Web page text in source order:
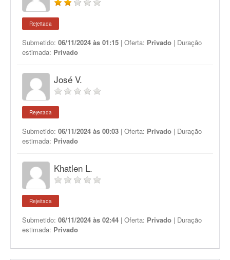
Rejeitada
Submetido: 06/11/2024 às 01:15 | Oferta: Privado | Duração
estimada: Privado
José V.
Rejeitada
Submetido: 06/11/2024 às 00:03 | Oferta: Privado | Duração
estimada: Privado
Khatlen L.
Rejeitada
Submetido: 06/11/2024 às 02:44 | Oferta: Privado | Duração
estimada: Privado